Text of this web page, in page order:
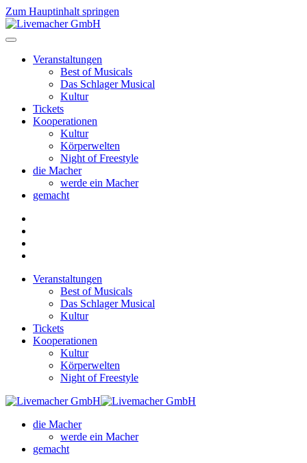
Zum Hauptinhalt springen
Veranstaltungen
Best of Musicals
Das Schlager Musical
Kultur
Tickets
Kooperationen
Kultur
Körperwelten
Night of Freestyle
die Macher
werde ein Macher
gemacht
Veranstaltungen
Best of Musicals
Das Schlager Musical
Kultur
Tickets
Kooperationen
Kultur
Körperwelten
Night of Freestyle
die Macher
werde ein Macher
gemacht